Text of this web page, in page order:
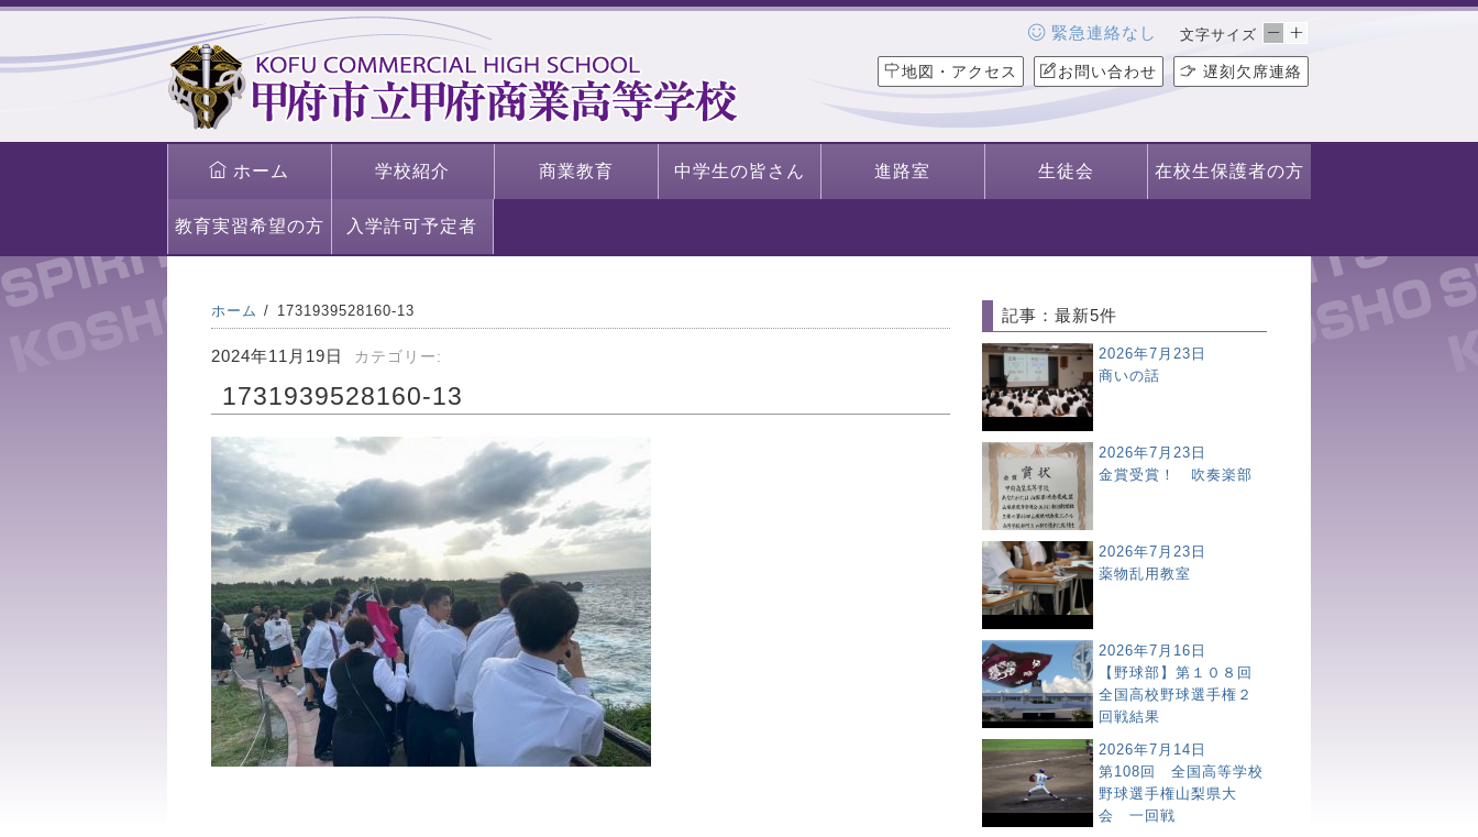
文字サイズ
地図・アクセス お問い合わせ 遅刻欠席連絡
緊急連絡なし
ホーム 学校紹介 商業教育 中学生の皆さん 進路室 生徒会 在校生保護者の方
教育実習希望の方 入学許可予定者
ホーム 1731939528160-13
2024年11月19日 カテゴリー:
1731939528160-13
記事：最新5件
2026年7月23日
商いの話
2026年7月23日
金賞受賞！ 吹奏楽部
2026年7月23日
薬物乱用教室
2026年7月16日
【野球部】第１０８回
全国高校野球選手権２
回戦結果
2026年7月14日
第108回 全国高等学校
野球選手権山梨県大
会 一回戦